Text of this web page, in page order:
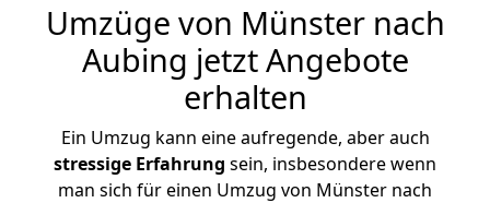
Umzüge von Münster nach
Aubing jetzt Angebote
erhalten
Ein Umzug kann eine aufregende, aber auch
stressige Erfahrung sein, insbesondere wenn
man sich für einen Umzug von Münster nach